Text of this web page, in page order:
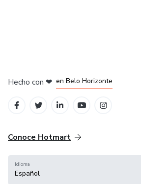
Hecho con ❤ en Belo Horizonte
Conoce Hotmart
Idioma
Español